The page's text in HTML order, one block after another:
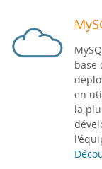
base
en
la